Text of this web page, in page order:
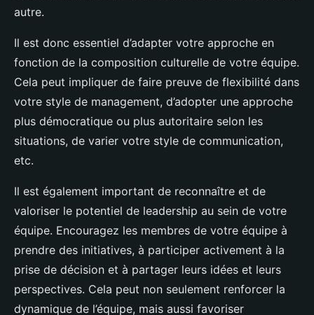
autre.
Il est donc essentiel d’adapter votre approche en
fonction de la composition culturelle de votre équipe.
Cela peut impliquer de faire preuve de flexibilité dans
votre style de management, d’adopter une approche
plus démocratique ou plus autoritaire selon les
situations, de varier votre style de communication,
etc.
Il est également important de reconnaître et de
valoriser le potentiel de leadership au sein de votre
équipe. Encouragez les membres de votre équipe à
prendre des initiatives, à participer activement à la
prise de décision et à partager leurs idées et leurs
perspectives. Cela peut non seulement renforcer la
dynamique de l’équipe, mais aussi favoriser